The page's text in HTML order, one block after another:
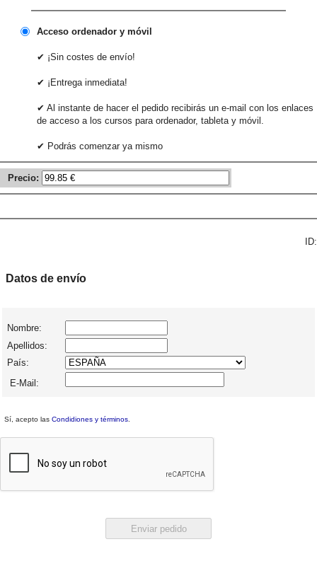
Acceso ordenador y móvil
✔ ¡Sin costes de envío!
✔ ¡Entrega inmediata!
✔ Al instante de hacer el pedido recibirás un e-mail con los enlaces
de acceso a los cursos para ordenador, tableta y móvil.
✔ Podrás comenzar ya mismo
Precio:
ID:
Datos de envío
Nombre:
Apellidos:
País:
E-Mail:
Sí, acepto las Condidiones y términos.